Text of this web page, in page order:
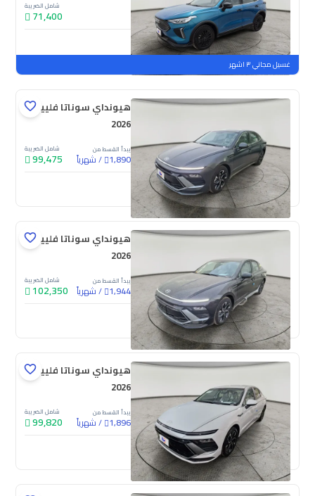
شامل الضريبة
71,400
جديدة
ملوحة
غسيل مجاني ٣ اشهر
هيونداي سوناتا فلييت
2026
يبدأ القسط من
1,890
/شهرياً
شامل الضريبة
99,475
جديدة
هيونداي سوناتا فلييت
2026
يبدأ القسط من
1,944
/شهرياً
شامل الضريبة
102,350
جديدة
هيونداي سوناتا فلييت
2026
يبدأ القسط من
1,896
/شهرياً
شامل الضريبة
99,820
جديدة